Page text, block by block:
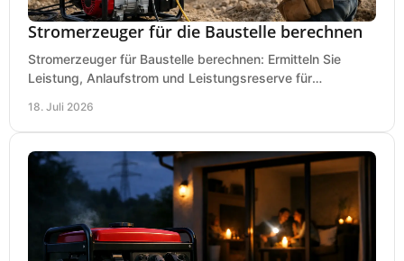
Stromerzeuger für die Baustelle berechnen
Stromerzeuger für Baustelle berechnen: Ermitteln Sie
Leistung, Anlaufstrom und Leistungsreserve für
18. Juli 2026